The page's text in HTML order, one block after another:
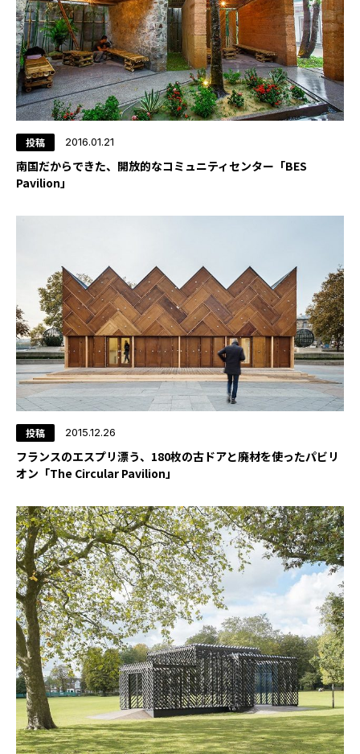
投稿 2016.01.21
南国だからできた、開放的なコミュニティセンター「BES
Pavilion」
投稿 2015.12.26
フランスのエスプリ漂う、180枚の古ドアと廃材を使ったパビリ
オン「The Circular Pavilion」